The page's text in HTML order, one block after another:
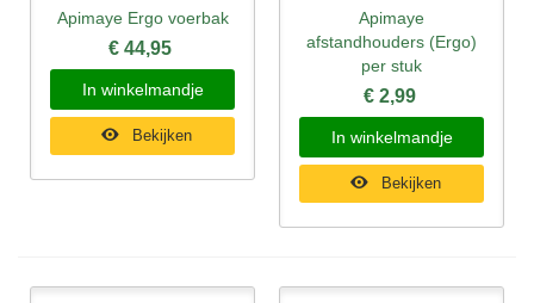
Apimaye Ergo voerbak
€ 44,95
In winkelmandje
Bekijken
Apimaye
afstandhouders (Ergo)
per stuk
€ 2,99
In winkelmandje
Bekijken